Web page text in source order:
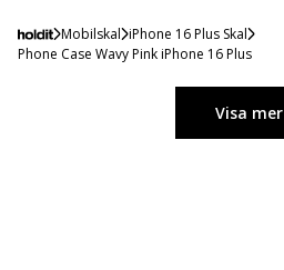
Mobilskal iPhone 16 Plus Skal
Phone Case Wavy Pink iPhone 16 Plus
Visa mer